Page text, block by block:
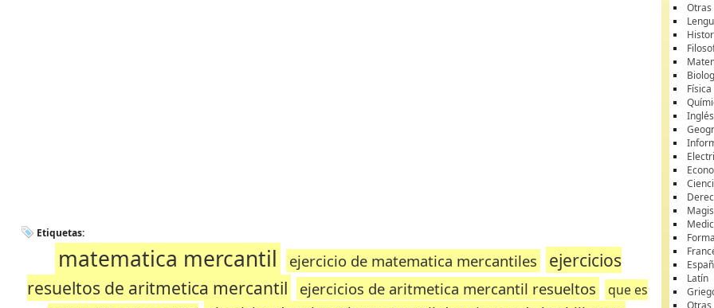
Etiquetas:
matematica mercantil ejercicio de matematica mercantiles
ejercicios
resueltos de aritmetica mercantil
ejercicios de aritmetica mercantil resueltos
que es
Física
Inglés
Latín